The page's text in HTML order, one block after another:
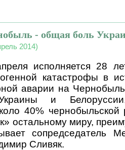
- общая боль
2014)
исполняется 28
катастрофы в
аварии на
и
40%
остальному миру,
сопредседатель
Сливяк.